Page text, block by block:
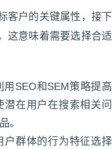
客户的关键属性，接下
这意味着需要选择合适
SEO和SEM策略提高
在用户在搜索相关问
。
户群体的行为特征选择